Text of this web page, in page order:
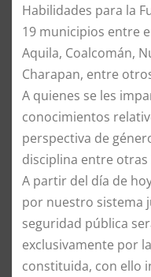
Habilidades para la
19 municipios entre
Aquila, Coalcomán,
Charapan, entre
A quienes se les
conocimientos
perspectiva de
disciplina entre otras
A partir del día de
por nuestro sistema
seguridad pública
exclusivamente por
constituida, con ello